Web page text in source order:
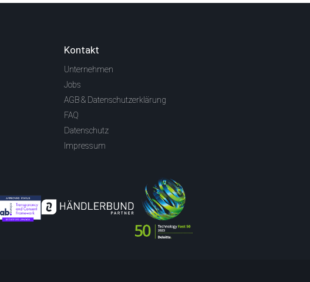
Kontakt
Unternehmen
Jobs
AGB & Datenschutzerklärung
FAQ
Datenschutz
Impressum